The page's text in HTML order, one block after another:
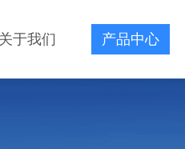
关于我们 产品中心